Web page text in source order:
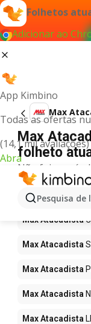
Folhetos
Adicionar ao
App Kimbino
Todas as ofertas
(14,1 mil avaliações)
Abra
Pesquisa
Max
Max
folheto
Não foi
para este
Mais
Max Atacadista
Max Atacadista
Max Atacadista
Max Atacadista
Max Atacadista